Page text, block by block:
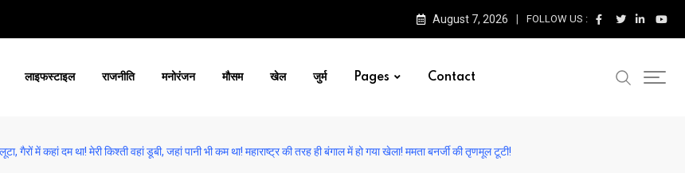
August 7, 2026 FOLLOW US :
लाइफस्टाइल राजनीति मनोरंजन मौसम खेल जुर्म Pages Contact
गैरों में कहां दम था! मेरी किश्ती वहां डूबी, जहां पानी भी कम था! महाराष्ट्र की तरह ही बंगाल में हो गया खेला! ममता बनर्जी की तृणमूल टूटी!